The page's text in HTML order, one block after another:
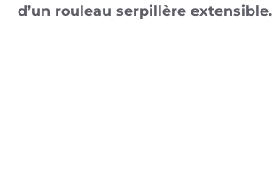
d’un rouleau serpillère extensible.